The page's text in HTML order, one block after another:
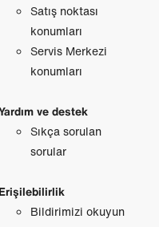
Satış noktası
konumları
Servis Merkezi
konumları
ve destek
Sıkça sorulan
sorular
Erişilebilirlik
Bildirimizi okuyun